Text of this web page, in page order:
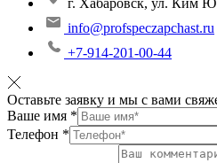
г. Хабаровск, ул. Ким
info@profspeczapchast.ru
+7-914-201-00-44
Оставьте заявку и мы с вами
Ваше имя *
Телефон *